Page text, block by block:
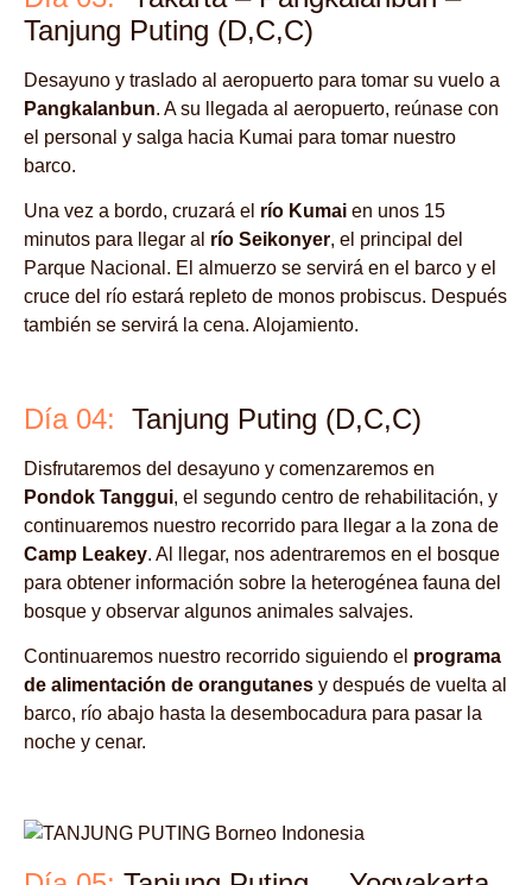
Tanjung Puting (D,C,C)
Desayuno y traslado al aeropuerto para tomar su vuelo a
Pangkalanbun. A su llegada al aeropuerto, reúnase con
el personal y salga hacia Kumai para tomar nuestro
barco.
Una vez a bordo, cruzará el río Kumai en unos 15
minutos para llegar al río Seikonyer, el principal del
Parque Nacional. El almuerzo se servirá en el barco y el
cruce del río estará repleto de monos probiscus. Después
también se servirá la cena. Alojamiento.
Día 04: Tanjung Puting (D,C,C)
Disfrutaremos del desayuno y comenzaremos en
Pondok Tanggui, el segundo centro de rehabilitación, y
continuaremos nuestro recorrido para llegar a la zona de
Camp Leakey. Al llegar, nos adentraremos en el bosque
para obtener información sobre la heterogénea fauna del
bosque y observar algunos animales salvajes.
Continuaremos nuestro recorrido siguiendo el programa
de alimentación de orangutanes y después de vuelta al
barco, río abajo hasta la desembocadura para pasar la
noche y cenar.